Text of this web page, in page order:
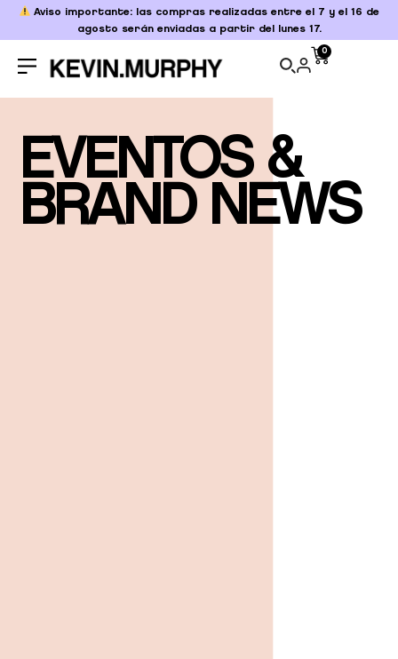
Aviso importante: las compras realizadas entre el 7 y el 16 de
agosto serán enviadas a partir del lunes 17.
0
EVENTOS &
BRAND NEWS